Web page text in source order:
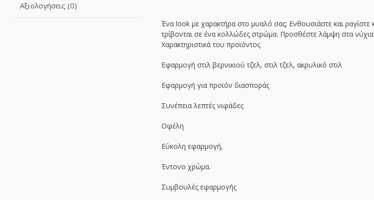
Αξιολογήσεις (0)
Ένα look με χαρακτήρα στο μυαλό σας; Ενθουσιάστε και
τρίβονται σε ένα κολλώδες στρώμα. Προσθέστε λάμψη στα
Χαρακτηριστικά του προϊόντος
Εφαρμογή στιλ βερνικιού τζελ, στιλ τζελ, ακρυλικό στιλ
Εφαρμογή για προϊόν διασποράς
Συνέπεια λεπτές νιφάδες
Οφέλη
Εύκολη εφαρμογή,
Έντονο χρώμα.
Συμβουλές εφαρμογής